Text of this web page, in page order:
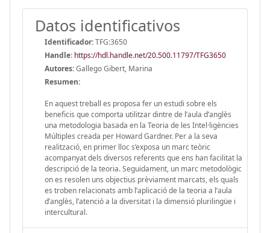
Datos identificativos
Identificador:TFG:3650
Handle: https://hdl.handle.net/20.500.11797/TFG3650
Autores:Gallego Gibert, Marina
Resumen:
En aquest treball es proposa fer un estudi sobre els
beneficis que comporta utilitzar dintre de l’aula d’anglès
una metodologia basada en la Teoria de les Intel·ligències
Múltiples creada per Howard Gardner. Per a la seva
realització, en primer lloc s’exposa un marc teòric
acompanyat dels diversos referents que ens han facilitat la
descripció de la teoria. Seguidament, un marc metodològic
on es resolen uns objectius prèviament marcats, els quals
es troben relacionats amb l’aplicació de la teoria a l’aula
d’anglès, l’atenció a la diversitat i la dimensió plurilingüe i
intercultural.